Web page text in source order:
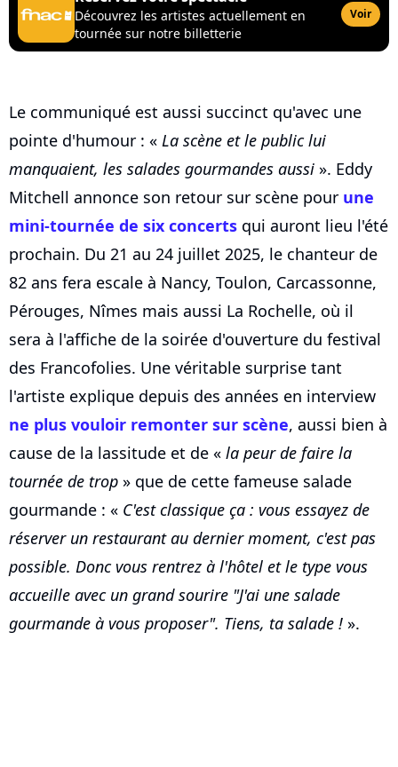
Découvrez les artistes actuellement en
tournée sur notre billetterie
Voir
Le communiqué est aussi succinct qu'avec une
pointe d'humour : « La scène et le public lui
manquaient, les salades gourmandes aussi ». Eddy
Mitchell annonce son retour sur scène pour une
mini-tournée de six concerts qui auront lieu l'été
prochain. Du 21 au 24 juillet 2025, le chanteur de
82 ans fera escale à Nancy, Toulon, Carcassonne,
Pérouges, Nîmes mais aussi La Rochelle, où il
sera à l'affiche de la soirée d'ouverture du festival
des Francofolies. Une véritable surprise tant
l'artiste explique depuis des années en interview
ne plus vouloir remonter sur scène, aussi bien à
cause de la lassitude et de « la peur de faire la
tournée de trop » que de cette fameuse salade
gourmande : « C'est classique ça : vous essayez de
réserver un restaurant au dernier moment, c'est pas
possible. Donc vous rentrez à l'hôtel et le type vous
accueille avec un grand sourire "J'ai une salade
gourmande à vous proposer". Tiens, ta salade ! ».